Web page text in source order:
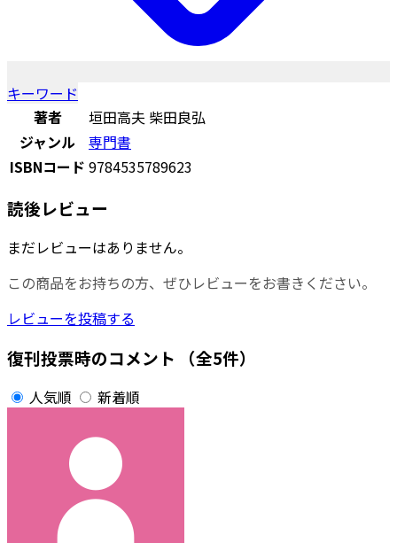
キーワード
著者
垣田高夫 柴田良弘
ジャンル
専門書
ISBNコード 9784535789623
読後レビュー
まだレビューはありません。
この商品をお持ちの方、ぜひレビューをお書きください。
レビューを投稿する
復刊投票時のコメント （全5件）
人気順 新着順